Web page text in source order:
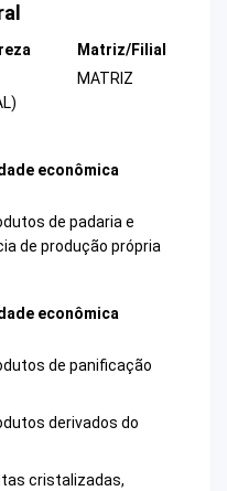
Matriz/Filial
MATRIZ
econômica
de padaria e
de produção própria
econômica
de panificação
derivados do
cristalizadas,